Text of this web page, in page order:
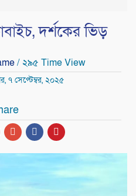
দর্শকের ভিড়
/ ২৯৫ Time View
৭ সেপ্টেম্বর, ২০২৫